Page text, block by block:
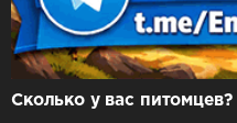
Сколько у вас питомцев?